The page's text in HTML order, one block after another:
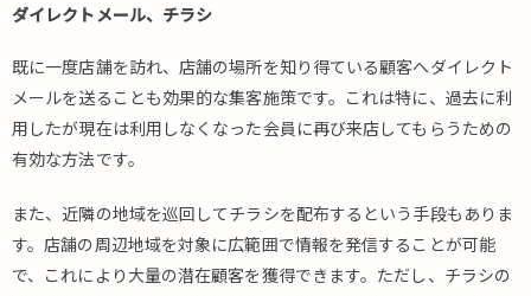
ダイレクトメール、チラシ
既に一度店舗を訪れ、店舗の場所を知り得ている顧客へダイレクト
メールを送ることも効果的な集客施策です。これは特に、過去に利
用したが現在は利用しなくなった会員に再び来店してもらうための
有効な方法です。
また、近隣の地域を巡回してチラシを配布するという手段もありま
す。店舗の周辺地域を対象に広範囲で情報を発信することが可能
で、これにより大量の潜在顧客を獲得できます。ただし、チラシの